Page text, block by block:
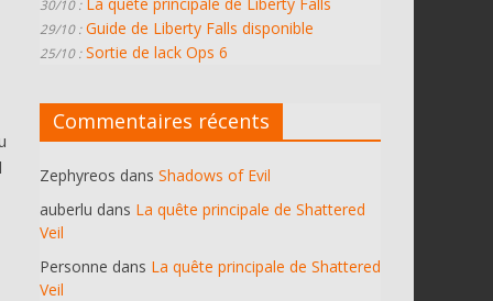
30/10 :
29/10 : Guide de Liberty Falls disponible
25/10 : Sortie de lack Ops 6
Commentaires récents
Zephyreos dans Shadows of Evil
auberlu dans La quête principale de Shattered
Veil
Personne dans La quête principale de Shattered
Veil